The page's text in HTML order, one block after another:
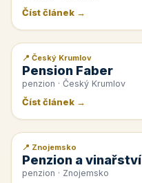
Číst článek →
📰 PR článek
📍 Český Krumlov
Pension Faber
penzion · Český Krumlov
Číst článek →
📰 PR článek
📍 Znojemsko
Penzion a
penzion · Znojemsko